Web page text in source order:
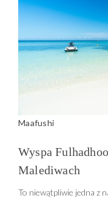
Maafushi
Wyspa
Malediwach
To niewątpliwie jedna z